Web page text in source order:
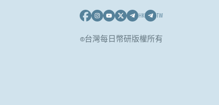
HK TW
©台灣每日幣研版權所有